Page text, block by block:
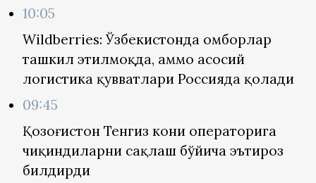
10:05
Wildberries: Ўзбекистонда омборлар
ташкил этилмоқда, аммо асосий
логистика қувватлари Россияда қолади
09:45
Қозоғистон Тенгиз кони операторига
чиқиндиларни сақлаш бўйича эътироз
билдирди